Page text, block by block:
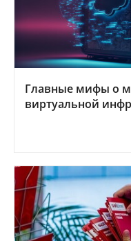
Главные мифы о
виртуальной